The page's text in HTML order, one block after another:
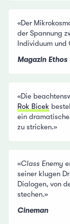
«Der
der Spannung
Individuum und
Magazin Ethos
«Die
Rok Bicek
ein
zu stricken.»
«Class Enemy
seiner klugen
Dialogen, von
stechen.»
Cineman